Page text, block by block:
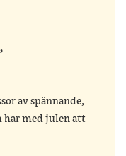
av spännande,
har med julen att